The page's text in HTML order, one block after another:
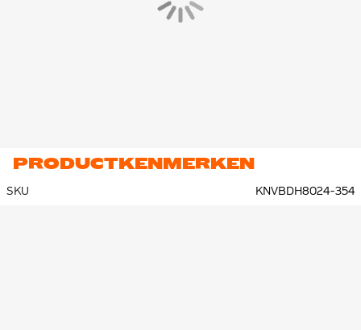
PRODUCTKENMERKEN
SKU KNVBDH8024-354